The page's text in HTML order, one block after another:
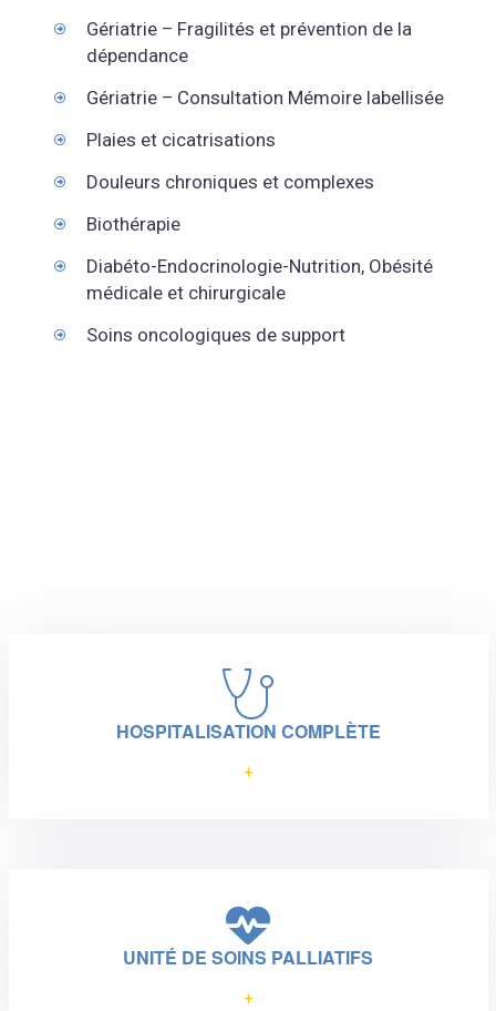
Gériatrie – Fragilités et prévention de la
dépendance
Gériatrie – Consultation Mémoire labellisée
Plaies et cicatrisations
Douleurs chroniques et complexes
Biothérapie
Diabéto-Endocrinologie-Nutrition, Obésité
médicale et chirurgicale
Soins oncologiques de support
HOSPITALISATION COMPLÈTE
+
UNITÉ DE SOINS PALLIATIFS
+